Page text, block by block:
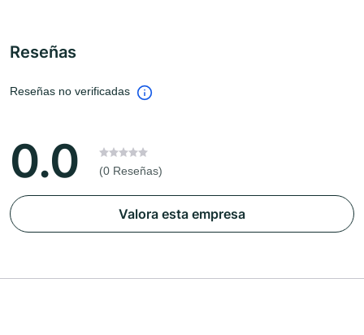
Reseñas
Reseñas no verificadas
0.0 (0 Reseñas)
Valora esta empresa